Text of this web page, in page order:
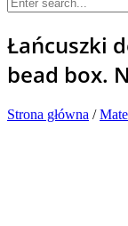
Łańcuszki
bead box.
Strona główna /